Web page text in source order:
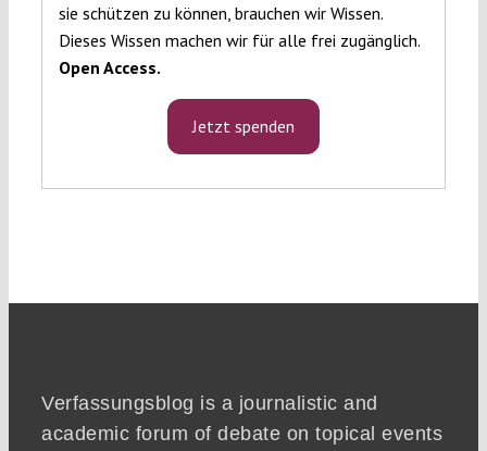
sie schützen zu können, brauchen wir Wissen.
Dieses Wissen machen wir für alle frei zugänglich.
Open Access.
Jetzt spenden
Verfassungsblog is a journalistic and
academic forum of debate on topical events